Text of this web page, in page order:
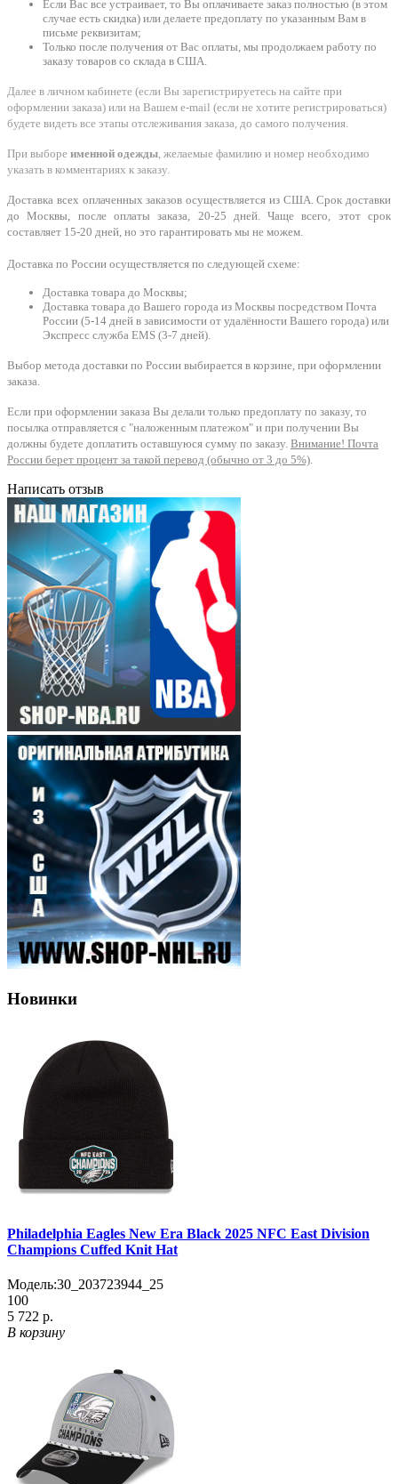
Если Вас все устраивает, то Вы оплачиваете заказ полностью (в этом
случае есть скидка) или делаете предоплату по указанным Вам в
письме реквизитам;
Только после получения от Вас оплаты, мы продолжаем работу по
заказу товаров со склада в США.
Далее в личном кабинете (если Вы зарегистрируетесь на сайте при
оформлении заказа) или на Вашем e-mail (если не хотите регистрироваться)
будете видеть все этапы отслеживания заказа, до самого получения.
При выборе именной одежды, желаемые фамилию и номер необходимо
указать в комментариях к заказу.
Доставка всех оплаченных заказов осуществляется из США. Срок доставки
до Москвы, после оплаты заказа, 20-25 дней. Чаще всего, этот срок
составляет 15-20 дней, но это гарантировать мы не можем.
Доставка по России осуществляется по следующей схеме:
Доставка товара до Москвы;
Доставка товара до Вашего города из Москвы посредством Почта
России (5-14 дней в зависимости от удалённости Вашего города) или
Экспресс служба EMS (3-7 дней).
Выбор метода доставки по России выбирается в корзине, при оформлении
заказа.
Если при оформлении заказа Вы делали только предоплату по заказу, то
посылка отправляется с "наложенным платежом" и при получении Вы
должны будете доплатить оставшуюся сумму по заказу. Внимание! Почта
России берет процент за такой перевод (обычно от 3 до 5%).
Написать отзыв
Новинки
Philadelphia Eagles New Era Black 2025 NFC East Division
Champions Cuffed Knit Hat
Модель:30_203723944_25
100
5 722 р.
В корзину